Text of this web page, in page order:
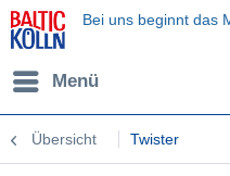
Bei uns beginnt das
Menü
Übersicht Twister